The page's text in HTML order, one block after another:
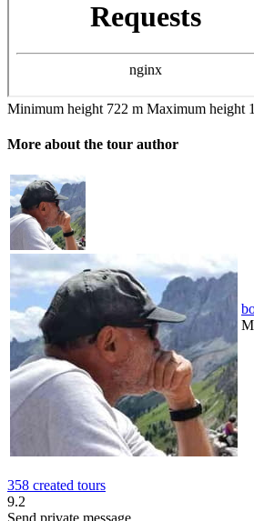
Minimum height 722 m Maximum height
More about the tour author
358 created tours
9.2